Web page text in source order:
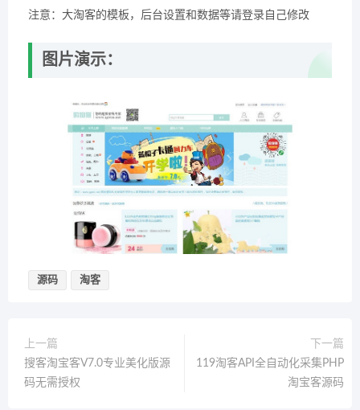
注意：大淘客的模板，后台设置和数据等请登录自己修改
图片演示：
源码 淘客
上一篇
搜客淘宝客V7.0专业美化版源
码无需授权
下一篇
119淘客API全自动化采集PHP
淘宝客源码